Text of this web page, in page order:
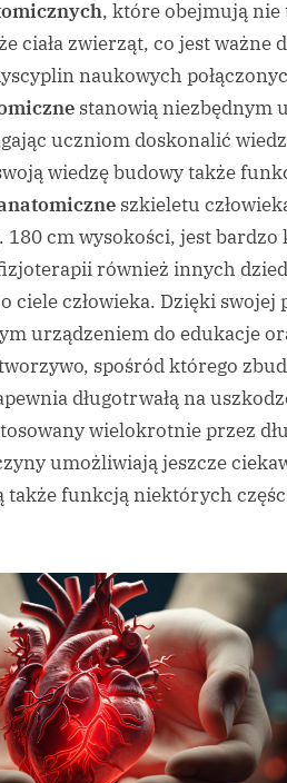
, które obejmują nie
ciała zwierząt, co jest ważne
naukowych
stanowią niezbędnym
uczniom doskonalić
wiedzę budowy także
szkieletu
180 cm wysokości, jest
również innych
ciele człowieka. Dzięki swojej
urządzeniem do edukacje
spośród którego
długotrwałą na
wielokrotnie przez
umożliwiają jeszcze
także funkcją niektórych